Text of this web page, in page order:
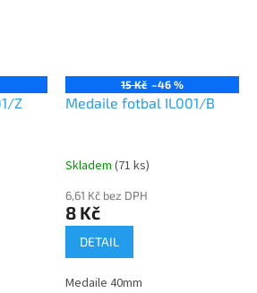
Z
15 Kč –46 %
Medaile fotbal IL001/B
Skladem (71 ks)
6,61 Kč bez DPH
8 Kč
DETAIL
Medaile 40mm